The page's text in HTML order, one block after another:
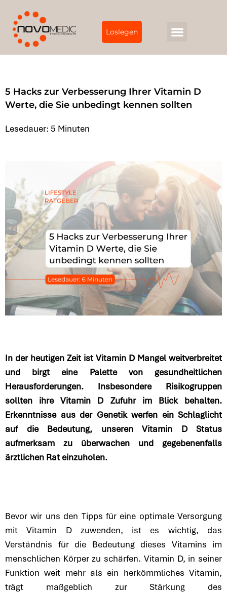
Loslegen
5 Hacks zur Verbesserung Ihrer Vitamin D
Werte, die Sie unbedingt kennen sollten
Lesedauer: 5 Minuten
In der heutigen Zeit ist Vitamin D Mangel weitverbreitet
und birgt eine Palette von gesundheitlichen
Herausforderungen. Insbesondere Risikogruppen
sollten ihre Vitamin D Zufuhr im Blick behalten.
Erkenntnisse aus der Genetik werfen ein Schlaglicht
auf die Bedeutung, unseren Vitamin D Status
aufmerksam zu überwachen und gegebenenfalls
ärztlichen Rat einzuholen.
Bevor wir uns den Tipps für eine optimale Versorgung
mit Vitamin D zuwenden, ist es wichtig, das
Verständnis für die Bedeutung dieses Vitamins im
menschlichen Körper zu schärfen. Vitamin D, in seiner
Funktion weit mehr als ein herkömmliches Vitamin,
trägt maßgeblich zur Stärkung des